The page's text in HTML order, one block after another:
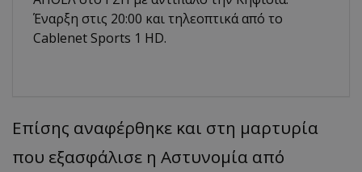
Έναρξη στις 20:00 και τηλεοπτικά από το
Cablenet Sports 1 HD.
Επίσης αναφέρθηκε και στη μαρτυρία
που εξασφάλισε η Αστυνομία από